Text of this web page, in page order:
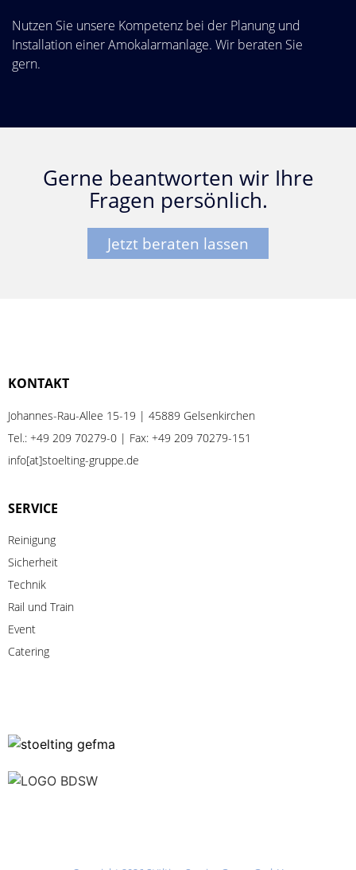
Nutzen Sie unsere Kompetenz bei der Planung und
Installation einer Amokalarmanlage. Wir beraten Sie
gern.
Gerne beantworten wir Ihre
Fragen persönlich.
Jetzt beraten lassen
KONTAKT
Johannes-Rau-Allee 15-19 | 45889 Gelsenkirchen
Tel.: +49 209 70279-0 | Fax: +49 209 70279-151
info[at]stoelting-gruppe.de
SERVICE
Reinigung
Sicherheit
Technik
Rail und Train
Event
Catering